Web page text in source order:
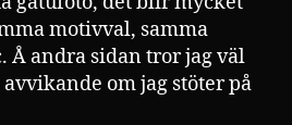
motivval, samma
Å andra sidan tror jag väl
om jag stöter på